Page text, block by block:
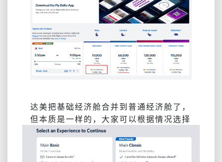
达美把基础经济舱合并到普通经济舱了，
但本质是一样的，大家可以根据情况选择